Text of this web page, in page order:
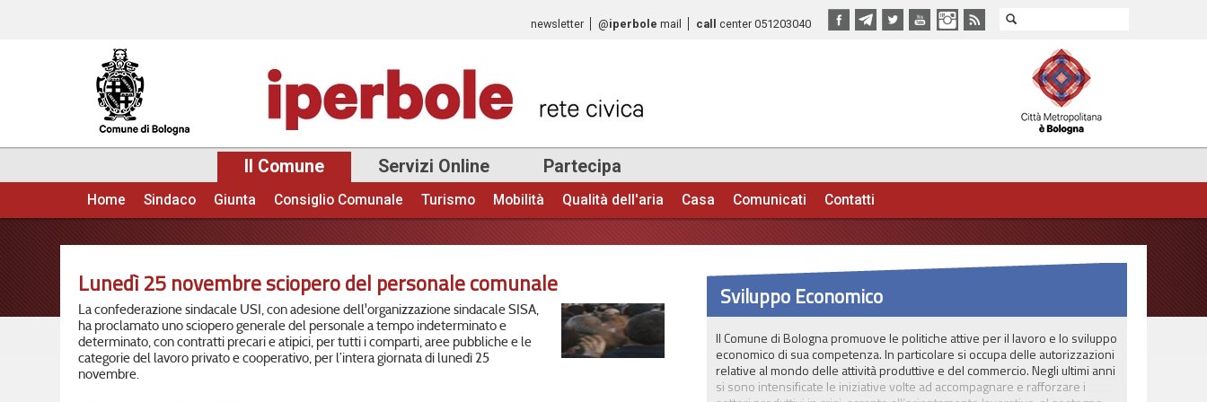
contenuto
newsletter @iperbole mail call center 051203040
Il Comune Servizi Online Partecipa
Menu principale
Home Sindaco Giunta Consiglio Comunale Turismo Mobilità Qualità dell'aria Casa Comunicati Contatti
Lunedì 25 novembre sciopero del personale comunale
La confederazione sindacale USI, con adesione dell'organizzazione sindacale SISA,
ha proclamato uno sciopero generale del personale a tempo indeterminato e
determinato, con contratti precari e atipici, per tutti i comparti, aree pubbliche e le
categorie del lavoro privato e cooperativo, per l’intera giornata di lunedì 25
novembre.
Sviluppo Economico
Il Comune di Bologna promuove le politiche attive per il lavoro e lo sviluppo
economico di sua competenza. In particolare si occupa delle autorizzazioni
relative al mondo delle attività produttive e del commercio. Negli ultimi anni
si sono intensificate le iniziative volte ad accompagnare e rafforzare i